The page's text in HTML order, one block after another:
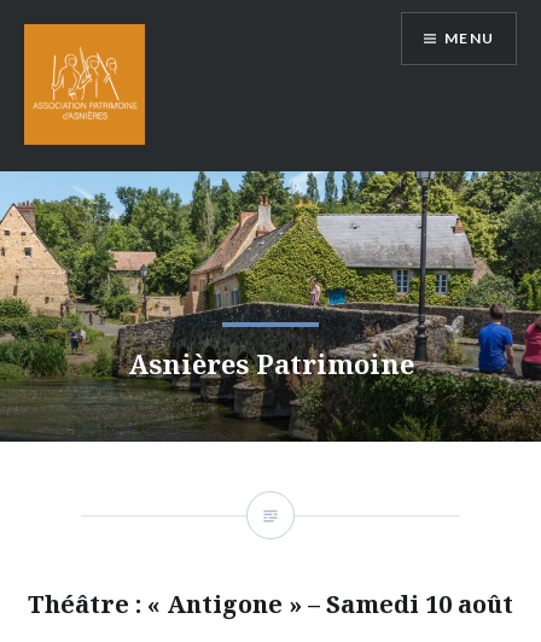
contenu
MENU
Asnières Patrimoine
Théâtre : « Antigone » – Samedi 10 août